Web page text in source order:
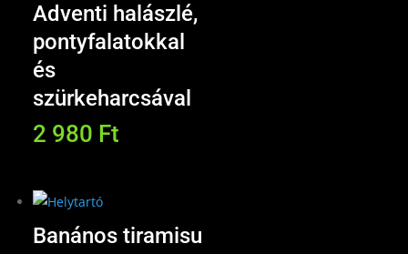
Adventi halászlé,
pontyfalatokkal
és
szürkeharcsával
2 980 Ft
Banános tiramisu